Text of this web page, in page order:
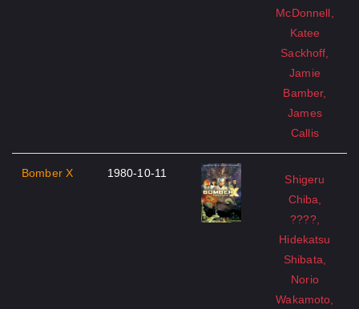
McDonnell,
Katee
Sackhoff,
Jamie
Bamber,
James
Callis
Bomber X 1980-10-11
Shigeru
Chiba,
????,
Hidekatsu
Shibata,
Norio
Wakamoto,